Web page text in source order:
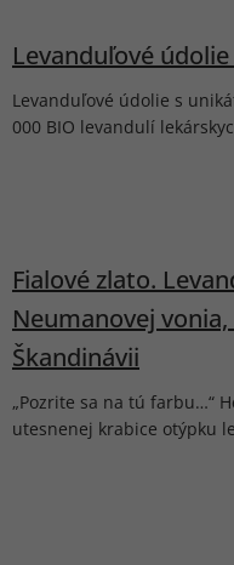
Levanduľové
Levanduľové údolie s
000 BIO levandulí
Fialové zlato.
Neumanovej
Škandinávii
„Pozrite sa na tú farbu…“
utesnenej krabice otýpku